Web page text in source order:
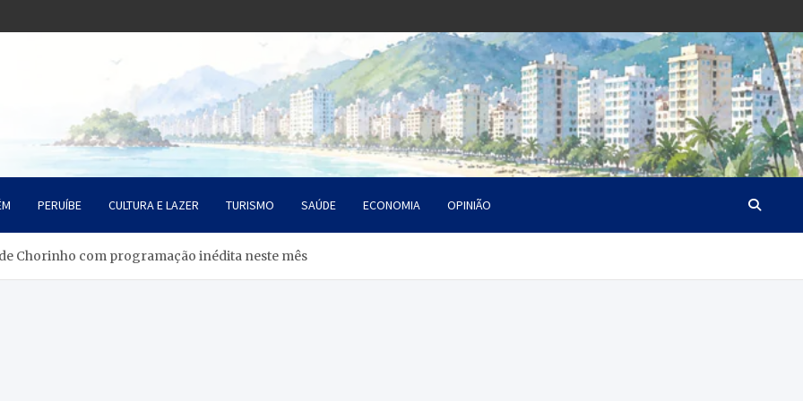
Litoral SP
PERUÍBE CULTURA E LAZER TURISMO SAÚDE ECONOMIA OPINIÃO
Chorinho com programação inédita neste mês